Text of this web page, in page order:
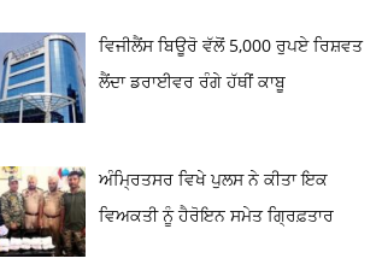
ਵਿਜੀਲੈਂਸ ਬਿਊਰੋ ਵੱਲੋਂ 5,000 ਰੁਪਏ ਰਿਸ਼ਵਤ
ਲੈਂਦਾ ਡਰਾਈਵਰ ਰੰਗੇ ਹੱਥੀਂ ਕਾਬੂ
ਅੰਮ੍ਰਿਤਸਰ ਵਿਖੇ ਪੁਲਸ ਨੇ ਕੀਤਾ ਇਕ
ਵਿਅਕਤੀ ਨੂੰ ਹੈਰੋਇਨ ਸਮੇਤ ਗ੍ਰਿਫ਼ਤਾਰ